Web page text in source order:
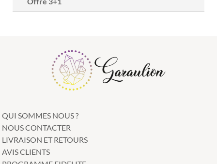
QUI SOMMES NOUS ?
NOUS CONTACTER
LIVRAISON ET RETOURS
AVIS CLIENTS